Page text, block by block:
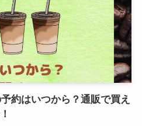
約はいつから？通販で買え